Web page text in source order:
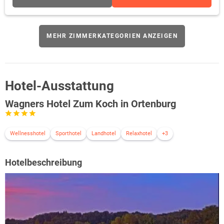
MEHR ZIMMERKATEGORIEN ANZEIGEN
Hotel-Ausstattung
Wagners Hotel Zum Koch in Ortenburg
Wellnesshotel Sporthotel Landhotel Relaxhotel +3
Hotelbeschreibung